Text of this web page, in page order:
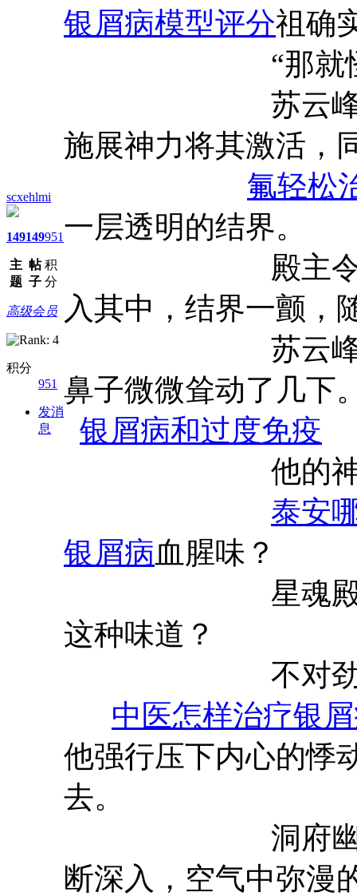
scxehlmi
149
主
题
149
帖
子
951
积
分
高级会员
积分
951
发消
息
银屑病模型评分祖确
“那就怪不
苏云峰嘴角微
施展神力将其激活，
氟轻松
一层透明的结界。
殿主令射出一
入其中，结界一颤，
苏云峰踏步向
鼻子微微耸动了几下
银屑病和过度免疫
他的神情猛
泰安
银屑病血腥味？
星魂殿老祖不
这种味道？
不对劲
中医怎样治疗银
他强行压下内心的悸
去。
洞府幽
断深入，空气中弥漫